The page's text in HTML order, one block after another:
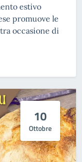
estivo
promuove le
occasione di
10
Ottobre